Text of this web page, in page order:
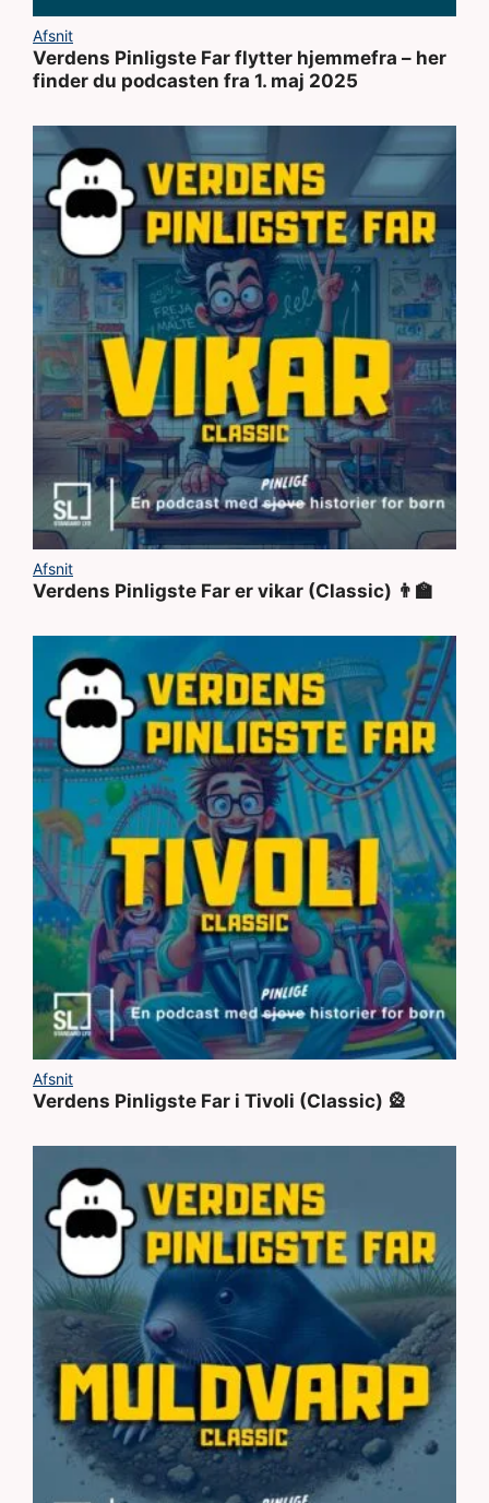
Afsnit
Verdens Pinligste Far flytter hjemmefra – her
finder du podcasten fra 1. maj 2025
Afsnit
Verdens Pinligste Far er vikar (Classic) 👨‍🏫
Afsnit
Verdens Pinligste Far i Tivoli (Classic) 🎡